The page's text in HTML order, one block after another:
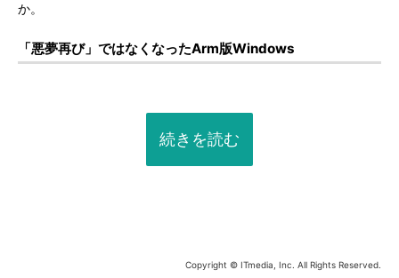
か。
「悪夢再び」ではなくなったArm版Windows
続きを読む
Copyright © ITmedia, Inc. All Rights Reserved.